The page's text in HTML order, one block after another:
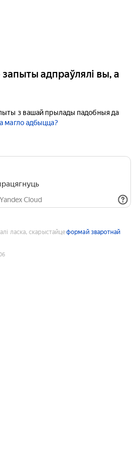
адпраўлялі вы, а
з вашай прылады падобныя да
магло адбыцца?
Cloud
ласка, скарыстайцеформай зваротнай